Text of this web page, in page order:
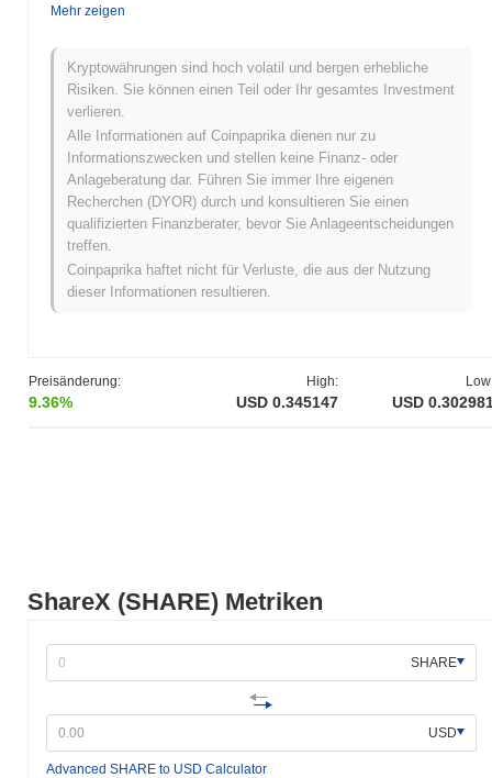
ShareX (SHARE) Metriken
SHARE
USD
Advanced SHARE to USD Calculator
Preisänderung:
9.36%
High:
USD 0.345147 USD
In den letzten 24 Stunden beträgt das Handelsvolumen von
ShareX
zum Vortag zeigt. Dies deutet auf eine kurzfristige Zunahme der
Handelsaktivität hin.
Was ist die Preisspanne von ShareX in der
Vergangenheit?
Allzeithoch (ATH): $0.592027
Allzeittief (ATL):
ShareX wird derzeit
Was ist die aktuelle Marktkapitalisierung von
ShareX?
252.00
, was es weltweit auf Platz #949 nach Marktgröße platziert.
Diese Zahl wird basierend auf dem Umlaufangebot von 18 000
Marktdynamik hin.
Mehr zeigen
Kryptowährungen sind hoch volatil und bergen erhebliche
Risiken. Sie können einen Teil oder Ihr gesamtes Investment
verlieren.
Alle Informationen auf Coinpaprika dienen nur zu
Informationszwecken und stellen keine Finanz- oder
Anlageberatung dar. Führen Sie immer Ihre eigenen
Recherchen (DYOR) durch und konsultieren Sie einen
qualifizierten Finanzberater, bevor Sie Anlageentscheidungen
treffen.
Coinpaprika haftet nicht für Verluste, die aus der Nutzung
dieser Informationen resultieren.